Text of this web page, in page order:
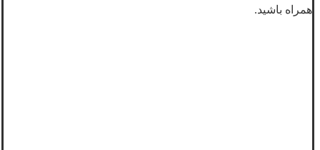
همراه باشید.